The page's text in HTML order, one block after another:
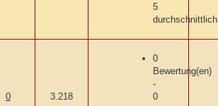
5
durchschnittlich
0 3.218
0
Bewertung(en)
-
0